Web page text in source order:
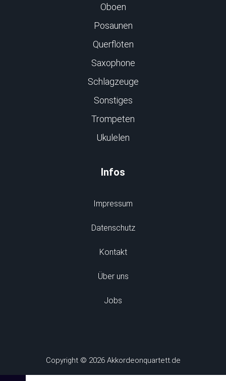
Oboen
Posaunen
Querflöten
Saxophone
Schlagzeuge
Sonstiges
Trompeten
Ukulelen
Infos
Impressum
Datenschutz
Kontakt
Über uns
Jobs
Copyright © 2026 Akkordeonquartett.de